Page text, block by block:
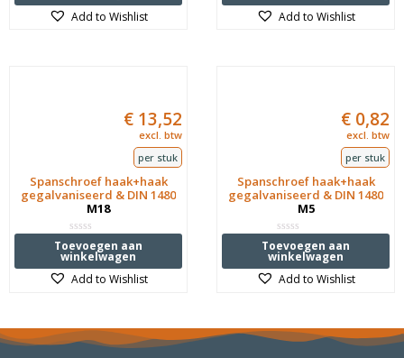
5
Add to Wishlist
5
Add to Wishlist
Spanschroef haak+haak
gegalvaniseerd & DIN 1480
M18
Waardering
0
uit
5
€ 13,52
excl. btw
per stuk
Toevoegen aan
winkelwagen
Add to Wishlist
Spanschroef haak+haak
gegalvaniseerd & DIN 1480
M5
Waardering
0
uit
5
€ 0,82
excl. btw
per stuk
Toevoegen aan
winkelwagen
Add to Wishlist